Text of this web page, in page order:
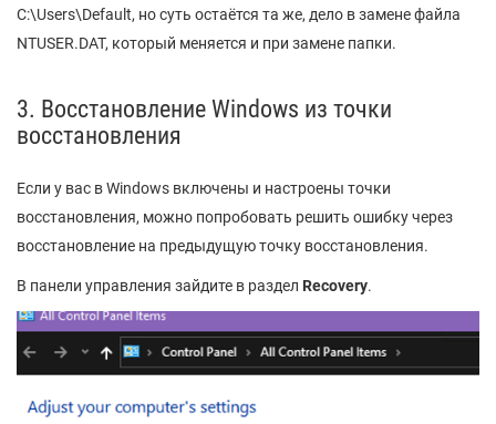
C:\Users\Default, но суть остаётся та же, дело в замене файла
NTUSER.DAT, который меняется и при замене папки.
3. Восстановление Windows из точки
восстановления
Если у вас в Windows включены и настроены точки
восстановления, можно попробовать решить ошибку через
восстановление на предыдущую точку восстановления.
В панели управления зайдите в раздел Recovery.